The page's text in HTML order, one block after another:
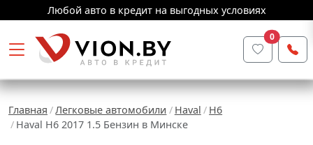
Любой авто в кредит на выгодных условиях
0
Главная Легковые автомобили Haval
H6
Haval H6 2017 1.5 Бензин в Минске